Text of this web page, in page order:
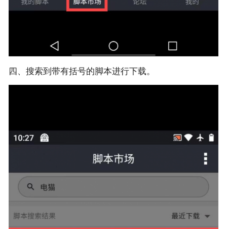
四、搜索到带有括号的脚本进行下载。